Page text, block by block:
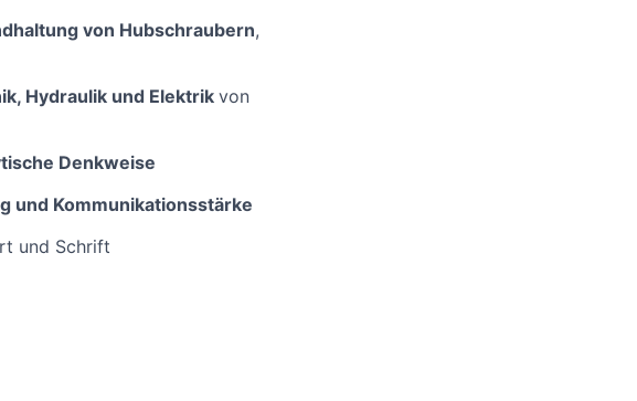
von Hubschraubern,
Hydraulik und Elektrik von
Denkweise
und Kommunikationsstärke
und Schrift